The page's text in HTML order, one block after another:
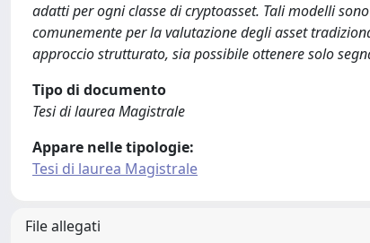
adatti per ogni classe di cryptoasset. Tali modelli
comunemente per la valutazione degli asset
approccio strutturato, sia possibile ottenere solo
Tipo di documento
Tesi di laurea Magistrale
Appare nelle tipologie:
Tesi di laurea Magistrale
File allegati